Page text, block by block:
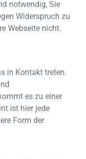
notwendig, Sie
Widerspruch zu
Webseite nicht.
in Kontakt treten.
es zu einer
ist hier jede
Form der